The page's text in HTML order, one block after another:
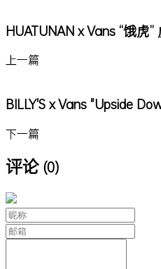
HUATUNAN x Vans “饿虎
上一篇
BILLY'S x Vans "Upside
下一篇
评论 (0)